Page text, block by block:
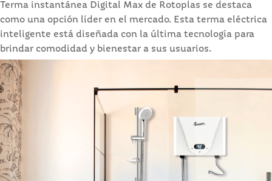
Terma instantánea Digital Max de Rotoplas se destaca
como una opción líder en el mercado. Esta terma eléctrica
inteligente está diseñada con la última tecnología para
brindar comodidad y bienestar a sus usuarios.